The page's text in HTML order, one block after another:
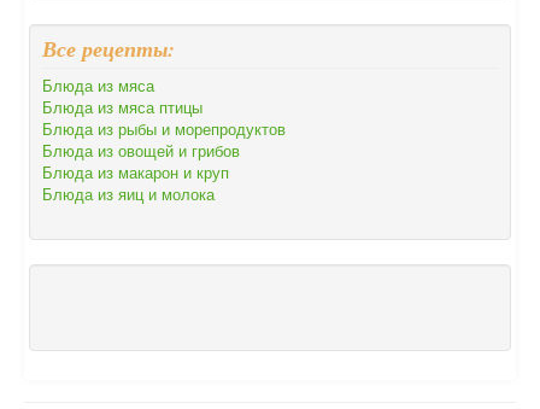
Все рецепты:
Блюда из мяса
Блюда из мяса птицы
Блюда из рыбы и морепродуктов
Блюда из овощей и грибов
Блюда из макарон и круп
Блюда из яиц и молока